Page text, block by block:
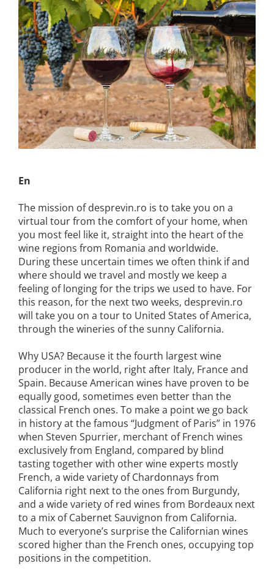
En
The mission of desprevin.ro is to take you on a
virtual tour from the comfort of your home, when
you most feel like it, straight into the heart of the
wine regions from Romania and worldwide.
During these uncertain times we often think if and
where should we travel and mostly we keep a
feeling of longing for the trips we used to have. For
this reason, for the next two weeks, desprevin.ro
will take you on a tour to United States of America,
through the wineries of the sunny California.
Why USA? Because it the fourth largest wine
producer in the world, right after Italy, France and
Spain. Because American wines have proven to be
equally good, sometimes even better than the
classical French ones. To make a point we go back
in history at the famous “Judgment of Paris” in 1976
when Steven Spurrier, merchant of French wines
exclusively from England, compared by blind
tasting together with other wine experts mostly
French, a wide variety of Chardonnays from
California right next to the ones from Burgundy,
and a wide variety of red wines from Bordeaux next
to a mix of Cabernet Sauvignon from California.
Much to everyone’s surprise the Californian wines
scored higher than the French ones, occupying top
positions in the competition.